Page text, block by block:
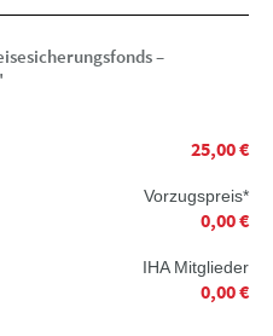
–
25,00 €
Vorzugspreis*
0,00 €
IHA Mitglieder
0,00 €